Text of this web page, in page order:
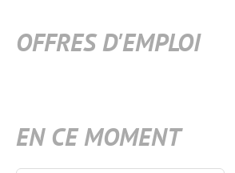
OFFRES D'EMPLOI
EN CE MOMENT